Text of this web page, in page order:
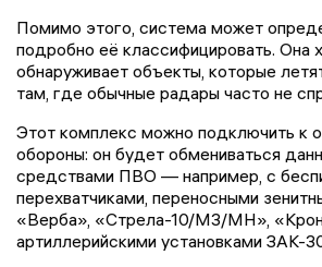
Помимо этого, система может
подробно её классифицировать. Она
обнаруживает объекты, которые
там, где обычные радары часто не
Этот комплекс можно подключить к
обороны: он будет обмениваться
средствами ПВО — например, с
перехватчиками, переносными
«Верба», «Стрела-10/М3/МН»,
артиллерийскими установками ЗАК-